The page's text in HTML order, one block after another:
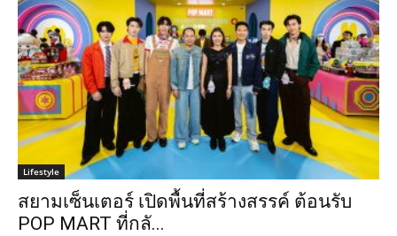
Lifestyle
สยามเซ็นเตอร์ เปิดพื้นที่สร้างสรรค์ ต้อนรับ
POP MART ที่กลั...